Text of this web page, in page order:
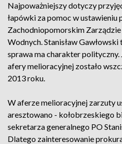
Najpoważniejszy dotyczy
łapówki za pomoc w ustawieniu
Zachodniopomorskim
Wodnych. Stanisław
sprawa ma charakter
afery melioracyjnej zostało
2013 roku.
W aferze melioracyjnej zarzuty
aresztowano - kołobrzeskiego
sekretarza generalnego PO
Dlatego zainteresowanie